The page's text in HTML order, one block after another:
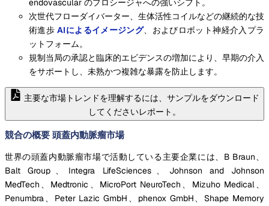
次世代フローダイバーター、生体活性コイルなどの継続的な技
術進歩AIによるイメージング、およびロボット神経介入プラ
ットフォーム。
規制当局の承認と臨床的エビデンスの増加により、早期の介入
をサポートし、未熟かつ複雑な暴露を防止します。
主要な市場トレンドを理解するには、サンプルをダウンロード
してくださいレポート。
競合の概要 頭蓋内動脈瘤市場
世界の頭蓋内動脈瘤市場で活動している主要企業には、B Braun、
Balt Group、Integra LifeSciences、Johnson and Johnson
MedTech、Medtronic、MicroPort NeuroTech、Mizuho Medical、
Penumbra、Peter Lazic GmbH、phenox GmbH、Shape Memory